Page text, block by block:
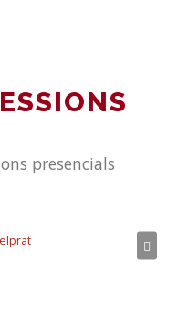
presencials